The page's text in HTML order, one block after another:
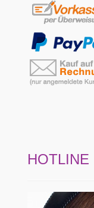
HOTLINE